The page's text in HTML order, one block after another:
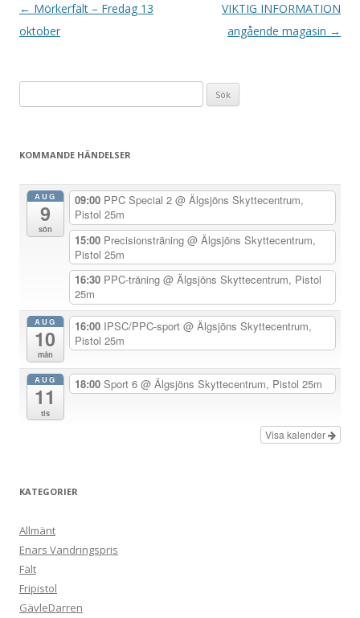
I
n
a
g
← Mörkerfält – Fredag 13
oktober
VIKTIG INFORMATION
angående magasin →
efter:
KOMMANDE HÄNDELSER
AUG
9
sön
09:00 PPC Special 2 @ Älgsjöns Skyttecentrum,
Pistol 25m
15:00 Precisionsträning @ Älgsjöns Skyttecentrum,
Pistol 25m
16:30 PPC-träning @ Älgsjöns Skyttecentrum, Pistol
25m
AUG
10
mån
16:00 IPSC/PPC-sport @ Älgsjöns Skyttecentrum,
Pistol 25m
AUG
11
tis
18:00 Sport 6 @ Älgsjöns Skyttecentrum, Pistol 25m
Visa kalender
KATEGORIER
Allmänt
Enars Vandringspris
Fält
Fripistol
GävleDarren